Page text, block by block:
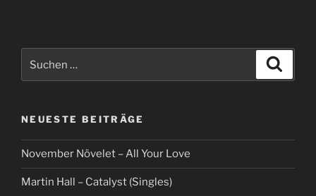
nach:
NEUESTE BEITRÄGE
November Növelet – All Your Love
Martin Hall – Catalyst (Singles)